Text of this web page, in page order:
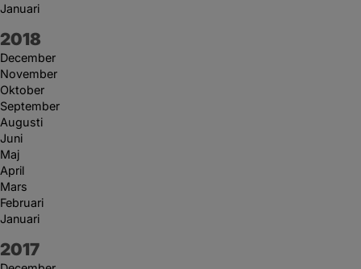
Januari
År:
2018
December
November
Oktober
September
Augusti
Juni
Maj
April
Mars
Februari
Januari
År:
2017